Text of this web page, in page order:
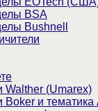
BSA
Bushnell
Walther (Umarex)
Boker и